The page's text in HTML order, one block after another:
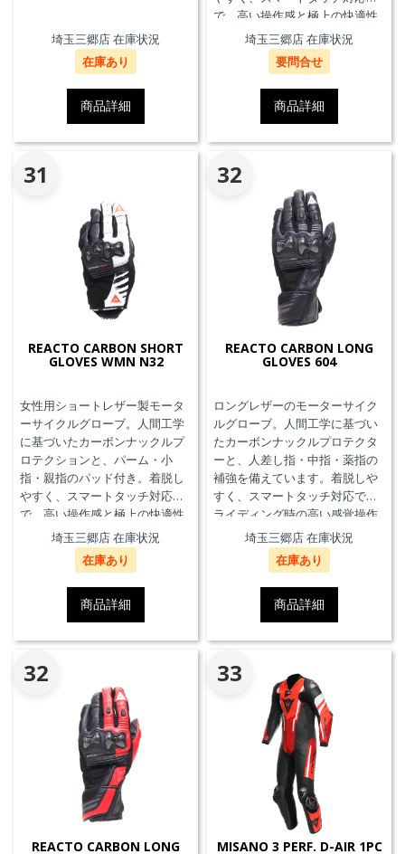
埼玉三郷店 在庫状況
在庫あり
商品詳細
で、高い操作感と極上の快適性
を実現。埼玉三郷店 在庫状況
要問合せ
商品詳細
31
REACTO CARBON SHORT
GLOVES WMN N32
女性用ショートレザー製モータ
ーサイクルグローブ。人間工学
に基づいたカーボンナックルプ
ロテクションと、パーム・小
指・親指のパッド付き。着脱し
やすく、スマートタッチ対応
で、高い操作感と極上の快適性
を実現。埼玉三郷店 在庫状況
在庫あり
商品詳細
32
REACTO CARBON LONG
GLOVES 604
ロングレザーのモーターサイク
ルグローブ。人間工学に基づい
たカーボンナックルプロテクタ
ーと、人差し指・中指・薬指の
補強を備えています。着脱しや
すく、スマートタッチ対応で、
ライディング時の高い感覚操作
性と抜群の快適性を実現。
埼玉三郷店 在庫状況
在庫あり
商品詳細
32
REACTO CARBON LONG
33
MISANO 3 PERF. D-AIR 1PC